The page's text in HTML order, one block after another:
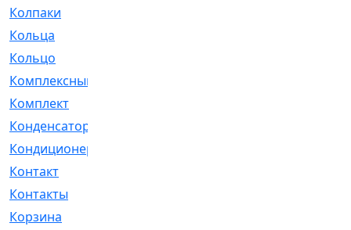
Колпаки
Кольца
Кольцо
Комплексный
Комплект
Конденсатор
Кондиционер
Контакт
Контакты
Корзина